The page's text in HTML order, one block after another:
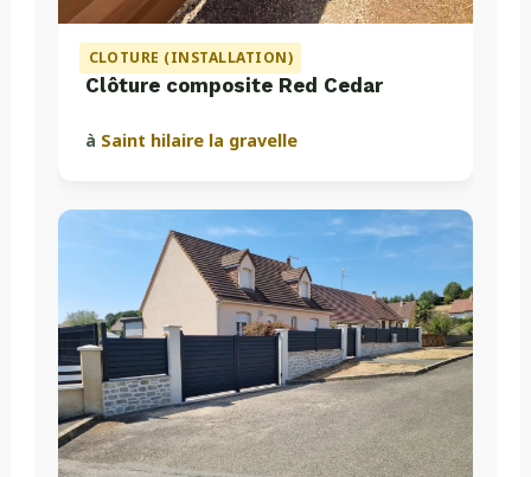
CLOTURE (INSTALLATION)
Clôture composite Red Cedar
à Saint hilaire la gravelle